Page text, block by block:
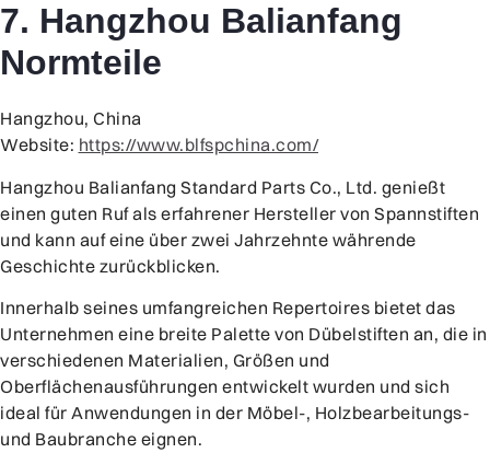
7. Hangzhou Balianfang
Normteile
Hangzhou, China
Website: https://www.blfspchina.com/
Hangzhou Balianfang Standard Parts Co., Ltd. genießt
einen guten Ruf als erfahrener Hersteller von Spannstiften
und kann auf eine über zwei Jahrzehnte währende
Geschichte zurückblicken.
Innerhalb seines umfangreichen Repertoires bietet das
Unternehmen eine breite Palette von Dübelstiften an, die in
verschiedenen Materialien, Größen und
Oberflächenausführungen entwickelt wurden und sich
ideal für Anwendungen in der Möbel-, Holzbearbeitungs-
und Baubranche eignen.